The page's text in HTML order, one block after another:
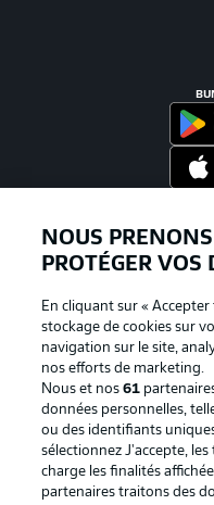
La publicité
NOUS
PROTÉGER VOS
En cliquant sur «
stockage de cookies sur
navigation sur le site,
nos efforts de marketing.
Nous et nos61
données personnelles,
ou des identifiants
sélectionnez J'accepte,
charge les finalités
partenaires traitons des